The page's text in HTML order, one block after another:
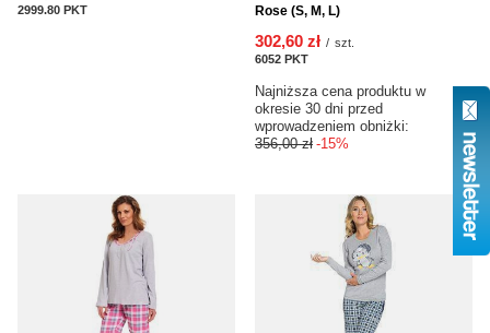
2999.80 PKT
Rose (S, M, L)
302,60 zł / szt.
6052 PKT
Najniższa cena produktu w
okresie 30 dni przed
wprowadzeniem obniżki:
356,00 zł -15%